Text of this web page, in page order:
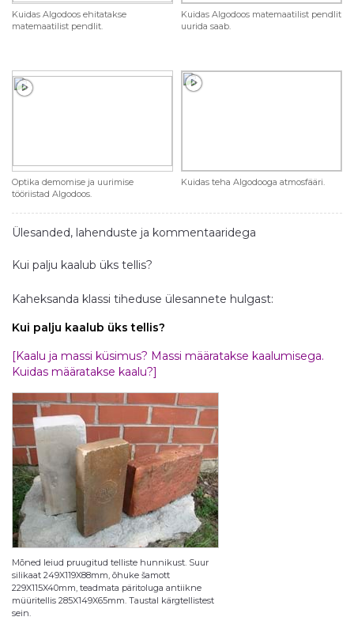
Kuidas Algodoos ehitatakse
matemaatilist pendlit.
Kuidas Algodoos matemaatilist pendlit
uurida saab.
Optika demomise ja uurimise
tööriistad Algodoos.
Kuidas teha Algodooga atmosfääri.
Ülesanded, lahenduste ja kommentaaridega
Kui palju kaalub üks tellis?
Kaheksanda klassi tiheduse ülesannete hulgast:
Kui palju kaalub üks tellis?
[Kaalu ja massi küsimus? Massi määratakse kaalumisega.
Kuidas määratakse kaalu?]
Mõned leiud pruugitud telliste hunnikust. Suur
silikaat 249X119X88mm, õhuke šamott
229X115X40mm, teadmata päritoluga antiikne
müüritellis 285X149X65mm. Taustal kärgtellistest
sein.